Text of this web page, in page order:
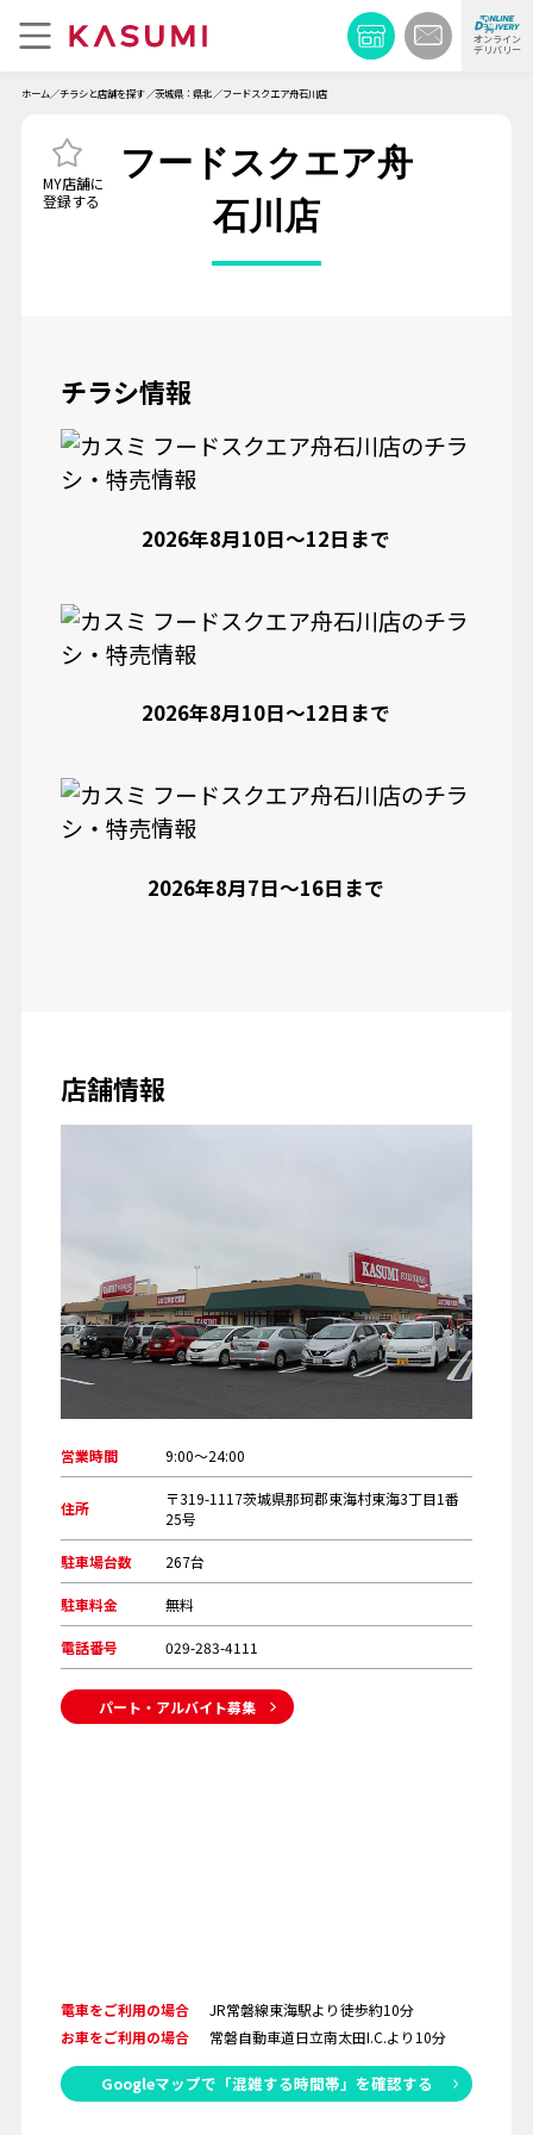
オンライン
デリバリー
ホーム チラシと店舗を探す 茨城県：県北 フードスクエア舟石川店
フードスクエア舟
石川店
チラシ情報
2026年8月10日〜12日まで
2026年8月10日〜12日まで
2026年8月7日〜16日まで
店舗情報
営業時間 9:00～24:00
住所
〒319-1117茨城県那珂郡東海村東海3丁目1番
25号
駐車場台数 267台
駐車料金 無料
電話番号 029-283-4111
パート・アルバイト募集
電車をご利用の場合
JR常磐線東海駅より徒歩約10分
お車をご利用の場合
常磐自動車道日立南太田I.C.より10分
Googleマップで「混雑する時間帯」を確認する